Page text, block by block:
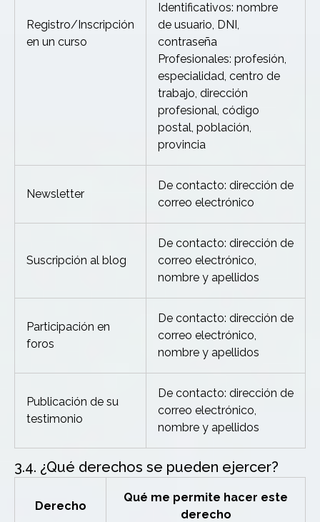
Registro/Inscripción
en un curso
Identificativos: nombre
de usuario, DNI,
contraseña
Profesionales: profesión,
especialidad, centro de
trabajo, dirección
profesional, código
postal, población,
provincia
Newsletter
De contacto: dirección de
correo electrónico
Suscripción al blog
De contacto: dirección de
correo electrónico,
nombre y apellidos
Participación en
foros
De contacto: dirección de
correo electrónico,
nombre y apellidos
Publicación de su
testimonio
De contacto: dirección de
correo electrónico,
nombre y apellidos
3.4. ¿Qué derechos se pueden ejercer?
Derecho
Qué me permite hacer este
derecho